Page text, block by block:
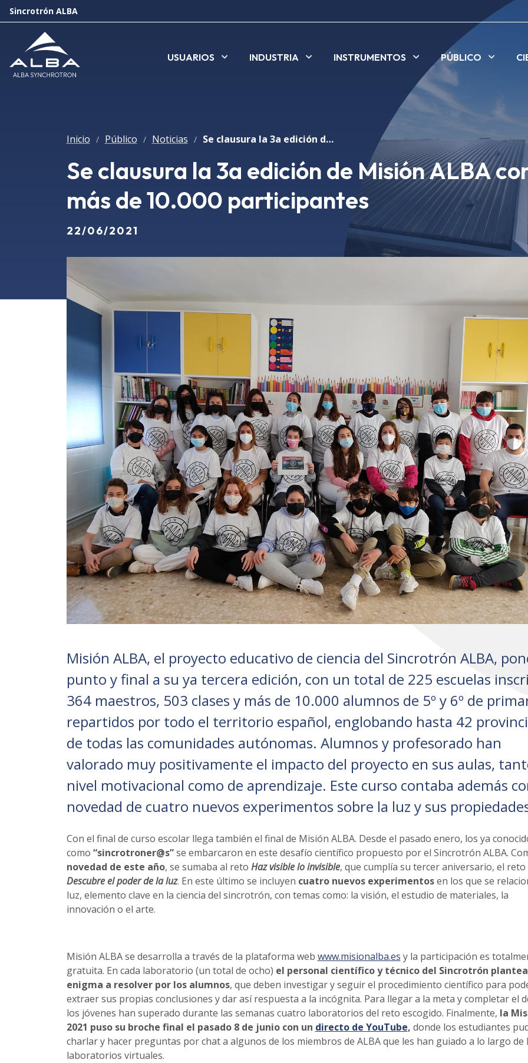
Sincrotrón ALBA
USUARIOS INDUSTRIA INSTRUMENTOS PÚBLICO
Inicio / Público / Noticias / Se clausura la 3a edición de Misión ALBA con más de 10.000 participantes
Se clausura la 3a edición de Misión ALBA
más de 10.000 participantes
22/06/2021
Misión ALBA, el proyecto educativo de ciencia del Sincrotrón ALBA,
punto y final a su ya tercera edición, con un total de 225 escuelas
364 maestros, 503 clases y más de 10.000 alumnos de 5º y 6º de
repartidos por todo el territorio español, englobando hasta 42
de todas las comunidades autónomas. Alumnos y profesorado han
valorado muy positivamente el impacto del proyecto en sus aulas,
nivel motivacional como de aprendizaje. Este curso contaba además
novedad de cuatro nuevos experimentos sobre la luz y sus
Con el final de curso escolar llega también el final de Misión ALBA. Desde el pasado enero, los ya
como “sincrotroner@s”se embarcaron en este desafío científico propuesto por el Sincrotrón ALBA.
novedad de este año, se sumaba al reto Haz visible lo invisible, que cumplía su tercer aniversario, el reto
Descubre el poder de la luz. En este último se incluyen cuatro nuevos experimentosen los que se
luz, elemento clave en la ciencia del sincrotrón, con temas como: la visión, el estudio de materiales, la
innovación o el arte.
Misión ALBA se desarrolla a través de la plataforma web www.misionalba.es y la participación es
gratuita. En cada laboratorio (un total de ocho) el personal científico y técnico del Sincrotrón
enigma a resolver por los alumnos, que deben investigar y seguir el procedimiento científico para
extraer sus propias conclusiones y dar así respuesta a la incógnita. Para llegar a la meta y completar el
los jóvenes han superado durante las semanas cuatro laboratorios del reto escogido. Finalmente, la
2021 puso su broche final el pasado 8 de junio con un directo de YouTube, donde los estudiantes
charlar y hacer preguntas por chat a algunos de los miembros de ALBA que les han guiado a lo largo de
laboratorios virtuales.